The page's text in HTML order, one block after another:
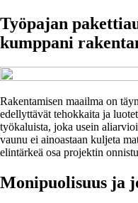
Työpajan
kumppani
Rakentamisen maailma on
edellyttävät tehokkaita ja
työkaluista, joka usein
vaunu ei ainoastaan kuljeta
elintärkeä osa projektin
Monipuolisuus ja